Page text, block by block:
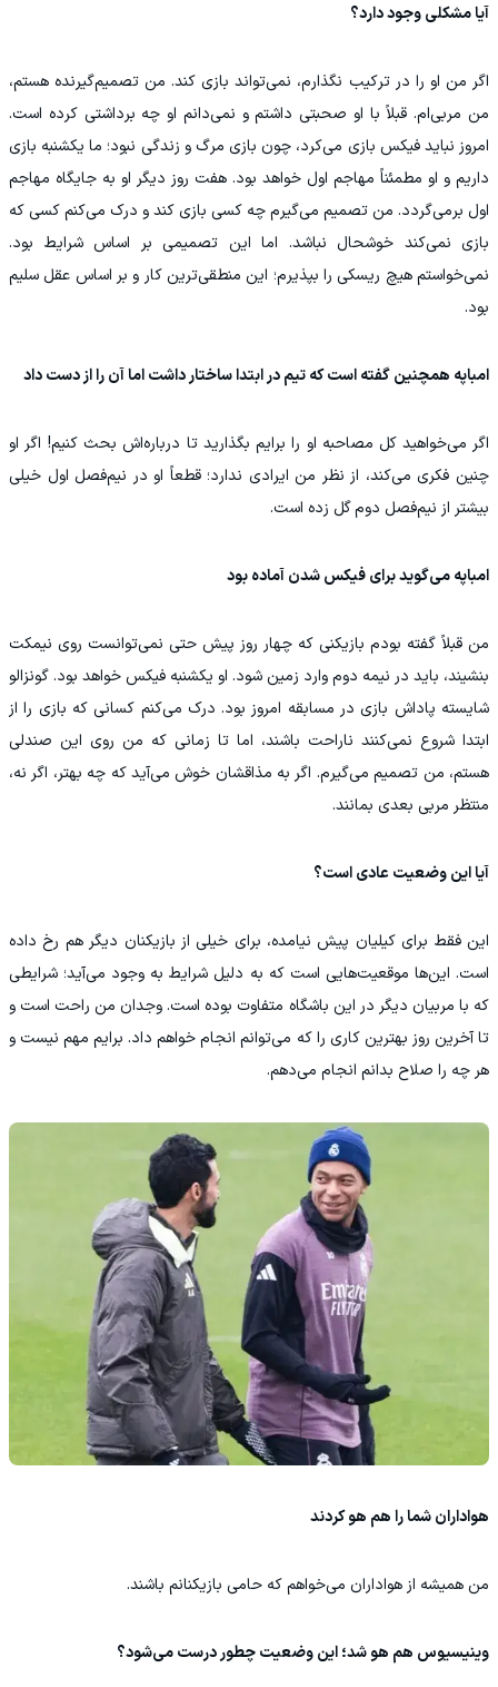
آیا مشکلی وجود دارد؟
اگر من او را در ترکیب نگذارم، نمی‌تواند بازی کند. من تصمیم‌گیرنده هستم،
من مربی‌ام. قبلاً با او صحبتی داشتم و نمی‌دانم او چه برداشتی کرده است.
امروز نباید فیکس بازی می‌کرد، چون بازی مرگ و زندگی نبود؛ ما یکشنبه بازی
داریم و او مطمئناً مهاجم اول خواهد بود. هفت روز دیگر او به جایگاه مهاجم
اول برمی‌گردد. من تصمیم می‌گیرم چه کسی بازی کند و درک می‌کنم کسی که
بازی نمی‌کند خوشحال نباشد. اما این تصمیمی بر اساس شرایط بود.
نمی‌خواستم هیچ ریسکی را بپذیرم؛ این منطقی‌ترین کار و بر اساس عقل سلیم
بود.
امباپه همچنین گفته است که تیم در ابتدا ساختار داشت اما آن را از دست داد
اگر می‌خواهید کل مصاحبه او را برایم بگذارید تا درباره‌اش بحث کنیم! اگر او
چنین فکری می‌کند، از نظر من ایرادی ندارد؛ قطعاً او در نیم‌فصل اول خیلی
بیشتر از نیم‌فصل دوم گل زده است.
امباپه می‌گوید برای فیکس شدن آماده بود
من قبلاً گفته بودم بازیکنی که چهار روز پیش حتی نمی‌توانست روی نیمکت
بنشیند، باید در نیمه دوم وارد زمین شود. او یکشنبه فیکس خواهد بود. گونزالو
شایسته پاداش بازی در مسابقه امروز بود. درک می‌کنم کسانی که بازی را از
ابتدا شروع نمی‌کنند ناراحت باشند، اما تا زمانی که من روی این صندلی
هستم، من تصمیم می‌گیرم. اگر به مذاقشان خوش می‌آید که چه بهتر، اگر نه،
منتظر مربی بعدی بمانند.
آیا این وضعیت عادی است؟
این فقط برای کیلیان پیش نیامده، برای خیلی از بازیکنان دیگر هم رخ داده
است. این‌ها موقعیت‌هایی است که به دلیل شرایط به وجود می‌آید؛ شرایطی
که با مربیان دیگر در این باشگاه متفاوت بوده است. وجدان من راحت است و
تا آخرین روز بهترین کاری را که می‌توانم انجام خواهم داد. برایم مهم نیست و
هر چه را صلاح بدانم انجام می‌دهم.
هواداران شما را هم هو کردند
من همیشه از هواداران می‌خواهم که حامی بازیکنانم باشند.
وینیسیوس هم هو شد؛ این وضعیت چطور درست می‌شود؟